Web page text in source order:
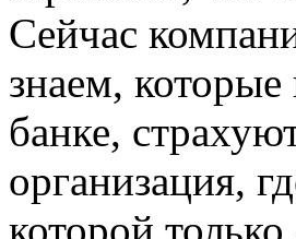
Сейчас
знаем,
банке,
организация,
которой